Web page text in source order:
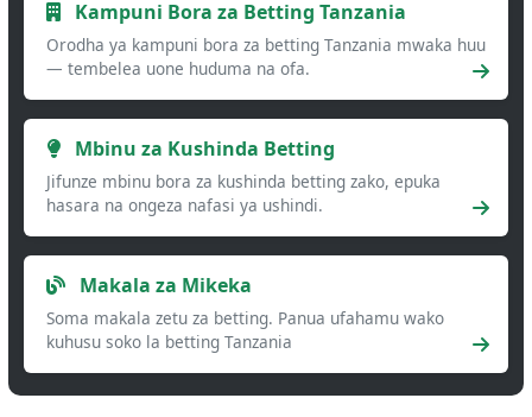
Kampuni Bora za Betting Tanzania
Orodha ya kampuni bora za betting Tanzania mwaka huu
— tembelea uone huduma na ofa.
Mbinu za Kushinda Betting
Jifunze mbinu bora za kushinda betting zako, epuka
hasara na ongeza nafasi ya ushindi.
Makala za Mikeka
Soma makala zetu za betting. Panua ufahamu wako
kuhusu soko la betting Tanzania